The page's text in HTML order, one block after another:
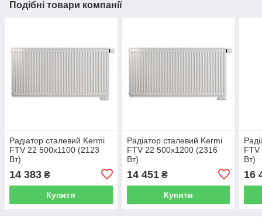
Подібні товари компанії
Радіатор сталевий Kermi
FTV 22 500x1100 (2123
Вт)
14 383 ₴
Купити
Радіатор сталевий Kermi
FTV 22 500x1200 (2316
Вт)
14 451₴
Купити
FTV
Вт)
16